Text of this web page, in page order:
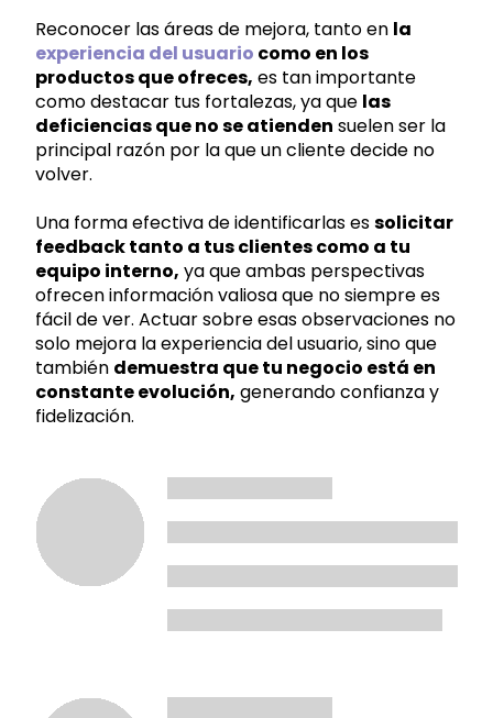
Reconocer las áreas de mejora, tanto en la
experiencia del usuario como en los
productos que ofreces, es tan importante
como destacar tus fortalezas, ya que las
deficiencias que no se atienden suelen ser la
principal razón por la que un cliente decide no
volver.
Una forma efectiva de identificarlas essolicitar
feedback tanto a tus clientes como a tu
equipo interno, ya que ambas perspectivas
ofrecen información valiosa que no siempre es
fácil de ver. Actuar sobre esas observaciones no
solo mejora la experiencia del usuario, sino que
también demuestra que tu negocio está en
constante evolución, generando confianza y
fidelización.